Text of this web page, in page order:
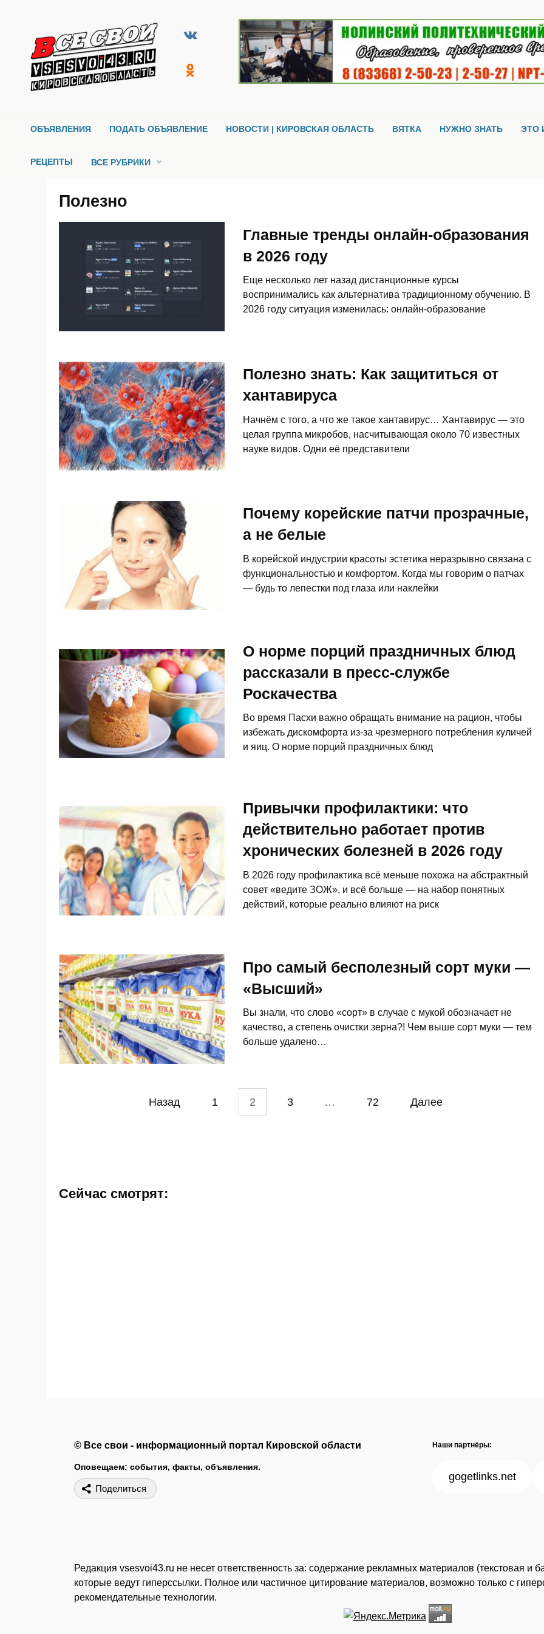
содержанию
ОБЪЯВЛЕНИЯ ПОДАТЬ ОБЪЯВЛЕНИЕ НОВОСТИ | КИРОВСКАЯ ОБЛАСТЬ ВЯТКА НУЖНО ЗНАТЬ ЭТО
РЕЦЕПТЫ ВСЕ РУБРИКИ
Полезно
Главные тренды онлайн-образования
в 2026 году
Еще несколько лет назад дистанционные курсы
воспринимались как альтернатива традиционному обучению. В
2026 году ситуация изменилась: онлайн-образование
Полезно знать: Как защититься от
хантавируса
Начнём с того, а что же такое хантавирус… Хантавирус — это
целая группа микробов, насчитывающая около 70 известных
науке видов. Одни её представители
Почему корейские патчи прозрачные,
а не белые
В корейской индустрии красоты эстетика неразрывно связана с
функциональностью и комфортом. Когда мы говорим о патчах
— будь то лепестки под глаза или наклейки
О норме порций праздничных блюд
рассказали в пресс-службе
Роскачества
Во время Пасхи важно обращать внимание на рацион, чтобы
избежать дискомфорта из-за чрезмерного потребления куличей
и яиц. О норме порций праздничных блюд
Привычки профилактики: что
действительно работает против
хронических болезней в 2026 году
В 2026 году профилактика всё меньше похожа на абстрактный
совет «ведите ЗОЖ», и всё больше — на набор понятных
действий, которые реально влияют на риск
Про самый бесполезный сорт муки —
«Высший»
Вы знали, что слово «сорт» в случае с мукой обозначает не
качество, а степень очистки зерна?! Чем выше сорт муки — тем
больше удалено…
Назад 1 2 3 … 72 Далее
Этот танец невесты оставит вас
слов! Пересмотрела 10 раз
Сейчас смотрят:
© Все свои - информационный портал Кировской области
Оповещаем: события, факты, объявления.
Поделиться
Наши партнёры:
gogetlinks.net
Редакция vsesvoi43.ru не несет ответственность за: содержание рекламных материалов (текстовая и
которые ведут гиперссылки. Полное или частичное цитирование материалов, возможно только с
рекомендательные технологии.